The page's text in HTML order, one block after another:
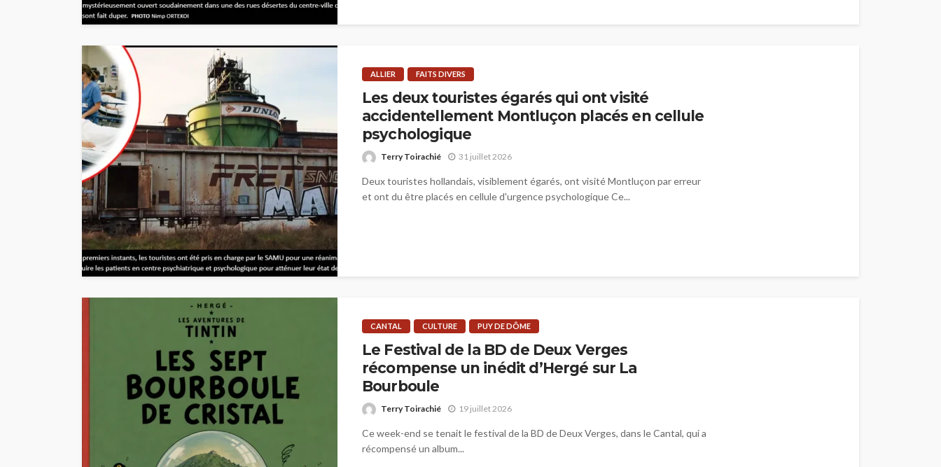
ALLIER FAITS DIVERS
Les deux touristes égarés qui ont visité
accidentellement Montluçon placés en cellule
psychologique
Terry Toirachié 31 juillet 2026
Deux touristes hollandais, visiblement égarés, ont visité Montluçon par erreur
et ont du être placés en cellule d'urgence psychologique Ce...
CANTAL CULTURE PUY DE DÔME
Le Festival de la BD de Deux Verges
récompense un inédit d’Hergé sur La
Bourboule
Terry Toirachié 19 juillet 2026
Ce week-end se tenait le festival de la BD de Deux Verges, dans le Cantal, qui a
récompensé un album...